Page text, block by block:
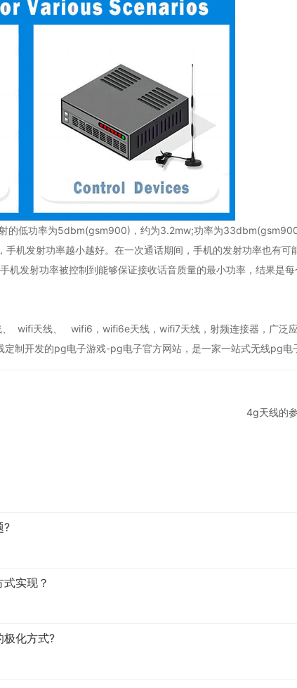
的低功率为5dbm(gsm900)，约为3.2mw;功率为
机发射功率越小越好。在一次通话期间，手机的发射功率也有可
发射功率被控制到能够保证接收话音质量的最小功率，结果是
wifi天线、 wifi6，wifi6e天线，wifi7天线，射频连接器，广泛
定制开发的pg电子游戏-pg电子官方网站 ，是一家一站式无线pg电
4g天线的
?
实现？
极化方式?